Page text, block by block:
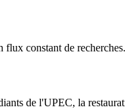
constant de
de l'UPEC, la